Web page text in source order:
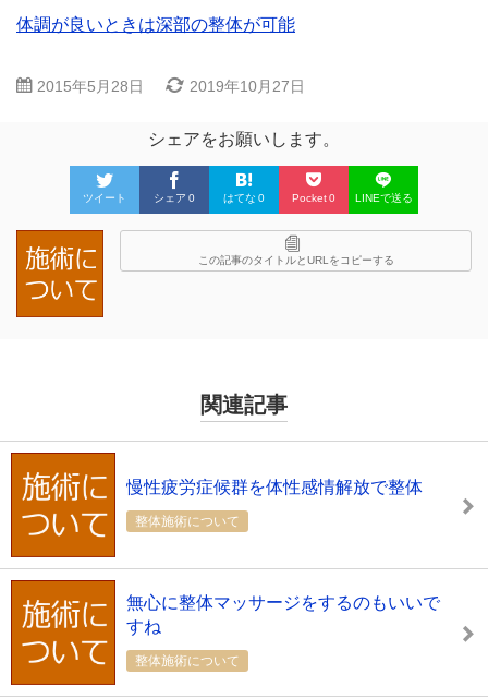
体調が良いときは深部の整体が可能
2015年5月28日 2019年10月27日
シェアをお願いします。
ツイート シェア 0 はてな 0 Pocket0 LINEで送る
この記事のタイトルとURLをコピーする
関連記事
慢性疲労症候群を体性感情解放で整体
整体施術について
無心に整体マッサージをするのもいいで
すね
整体施術について